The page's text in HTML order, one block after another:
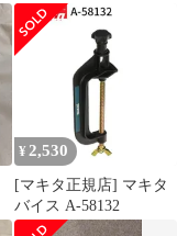
ムDX12 A-70029【川越
店】
¥ 2,530
[マキタ正規店] マキタ
バイス A-58132